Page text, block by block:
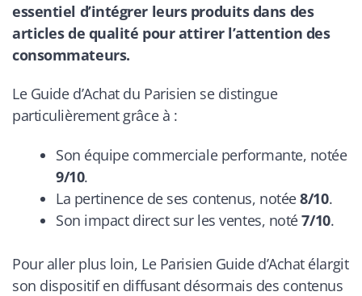
essentiel d’intégrer leurs produits dans des
articles de qualité pour attirer l’attention des
consommateurs.
Le Guide d’Achat du Parisien se distingue
particulièrement grâce à :
Son équipe commerciale performante, notée
9/10.
La pertinence de ses contenus, notée8/10.
Son impact direct sur les ventes, noté7/10.
Pour aller plus loin, Le Parisien Guide d’Achat élargit
son dispositif en diffusant désormais des contenus